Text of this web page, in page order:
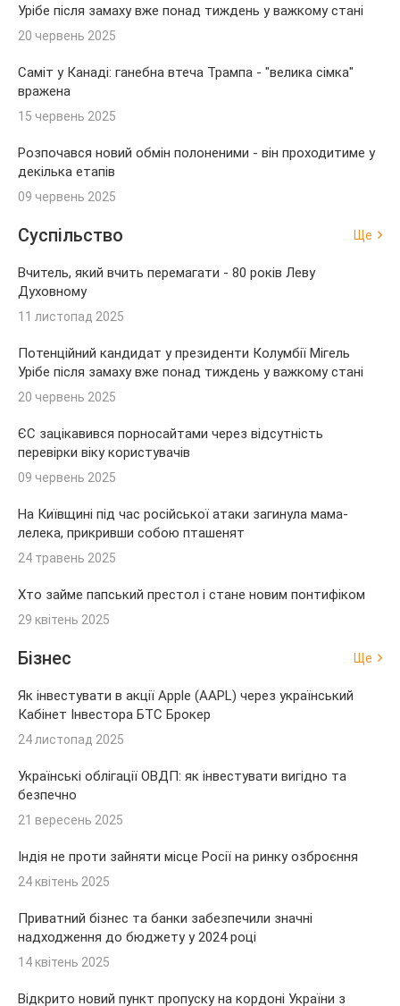
Урібе після замаху вже понад тиждень у важкому стані
20 червень 2025
Саміт у Канаді: ганебна втеча Трампа - "велика сімка"
вражена
15 червень 2025
Розпочався новий обмін полоненими - він проходитиме у
декілька етапів
09 червень 2025
Суспільство Ще
Вчитель, який вчить перемагати - 80 років Леву
Духовному
11 листопад 2025
Потенційний кандидат у президенти Колумбії Мігель
Урібе після замаху вже понад тиждень у важкому стані
20 червень 2025
ЄС зацікавився порносайтами через відсутність
перевірки віку користувачів
09 червень 2025
На Київщині під час російської атаки загинула мама-
лелека, прикривши собою пташенят
24 травень 2025
Хто займе папський престол і стане новим понтифіком
29 квітень 2025
Бізнес Ще
Як інвестувати в акції Apple (AAPL) через український
Кабінет Інвестора БТС Брокер
24 листопад 2025
Українські облігації ОВДП: як інвестувати вигідно та
безпечно
21 вересень 2025
Індія не проти зайняти місце Росії на ринку озброєння
24 квітень 2025
Приватний бізнес та банки забезпечили значні
надходження до бюджету у 2024 році
14 квітень 2025
Відкрито новий пункт пропуску на кордоні України з